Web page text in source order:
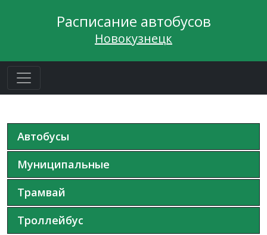
Расписание автобусов
Новокузнецк
Автобусы
Муниципальные
Трамвай
Троллейбус